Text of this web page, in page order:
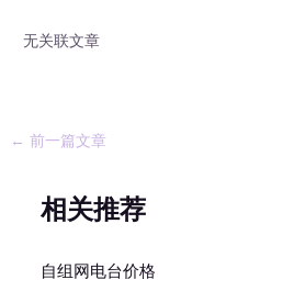
无关联文章
← 前一篇文章
相关推荐
自组网电台价格